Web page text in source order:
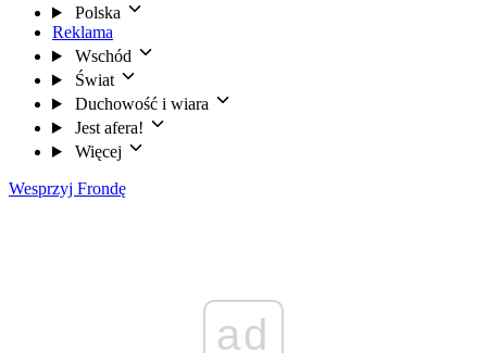
Polska
Reklama
Wschód
Świat
Duchowość i wiara
Jest afera!
Więcej
Wesprzyj Frondę
ad